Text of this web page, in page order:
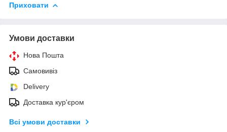
Приховати
Умови доставки
Нова Пошта
Самовивіз
Delivery
Доставка кур'єром
Всі умови доставки